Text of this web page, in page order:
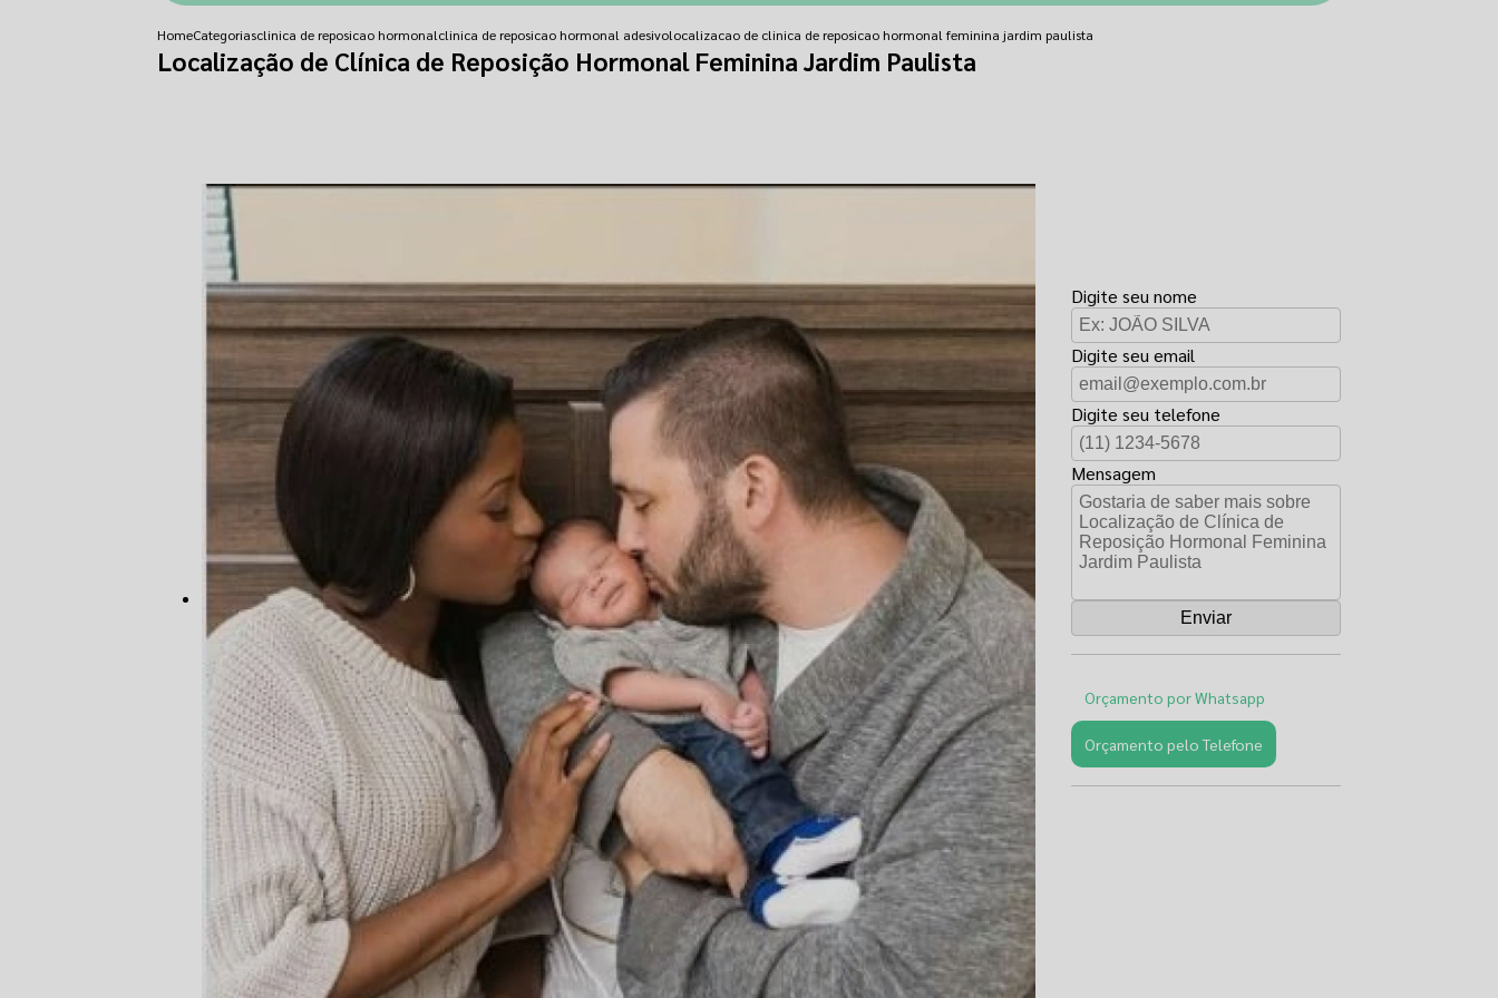
HomeCategoriasclinica de reposicao hormonalclinica de reposicao hormonal adesivolocalizacao de clinica de reposicao hormonal feminina jardim paulista
Localização de Clínica de Reposição Hormonal Feminina Jardim Paulista
Digite seu nome
Digite seu email
Digite seu telefone
Mensagem
Orçamento por Whatsapp
Orçamento pelo Telefone